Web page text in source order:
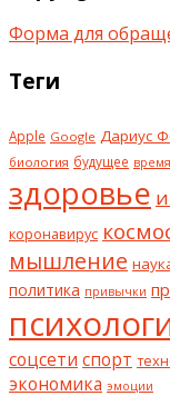
Форма для
Теги
Apple Google Дариус
биология будущее время
здоровье
коронавирус
мышление
политика привычки
соцсети спорт
экономика эмоции